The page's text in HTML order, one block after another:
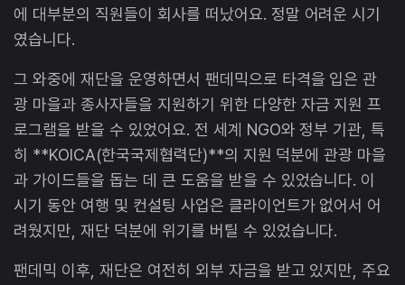
에 대부분의 직원들이 회사를 떠났어요. 정말 어려운 시기
였습니다.
그 와중에 재단을 운영하면서 팬데믹으로 타격을 입은 관
광 마을과 종사자들을 지원하기 위한 다양한 자금 지원 프
로그램을 받을 수 있었어요. 전 세계 NGO와 정부 기관, 특
히 **KOICA(한국국제협력단)**의 지원 덕분에 관광 마을
과 가이드들을 돕는 데 큰 도움을 받을 수 있었습니다. 이
시기 동안 여행 및 컨설팅 사업은 클라이언트가 없어서 어
려웠지만, 재단 덕분에 위기를 버틸 수 있었습니다.
팬데믹 이후, 재단은 여전히 외부 자금을 받고 있지만, 주요